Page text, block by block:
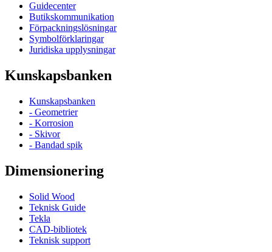
Guidecenter
Butikskommunikation
Förpackningslösningar
Symbolförklaringar
Juridiska upplysningar
Kunskapsbanken
Kunskapsbanken
- Geometrier
- Korrosion
- Skivor
- Bandad spik
Dimensionering
Solid Wood
Teknisk Guide
Tekla
CAD-bibliotek
Teknisk support